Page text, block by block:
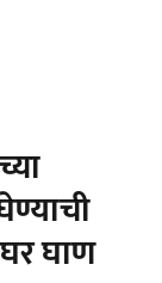
घाण